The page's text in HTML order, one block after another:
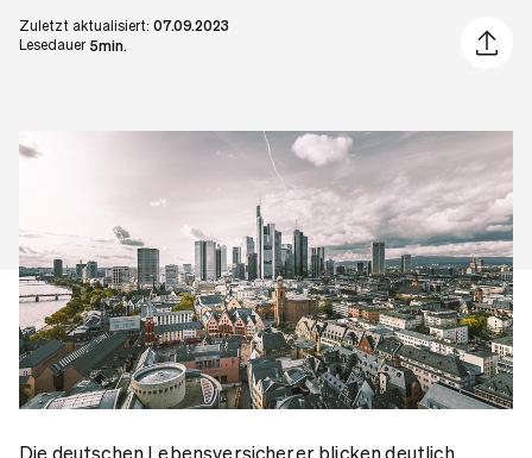
Zuletzt aktualisiert: 07.09.2023
Lesedauer 5min.
Artikel
Die deutschen Lebensversicherer blicken deutlich